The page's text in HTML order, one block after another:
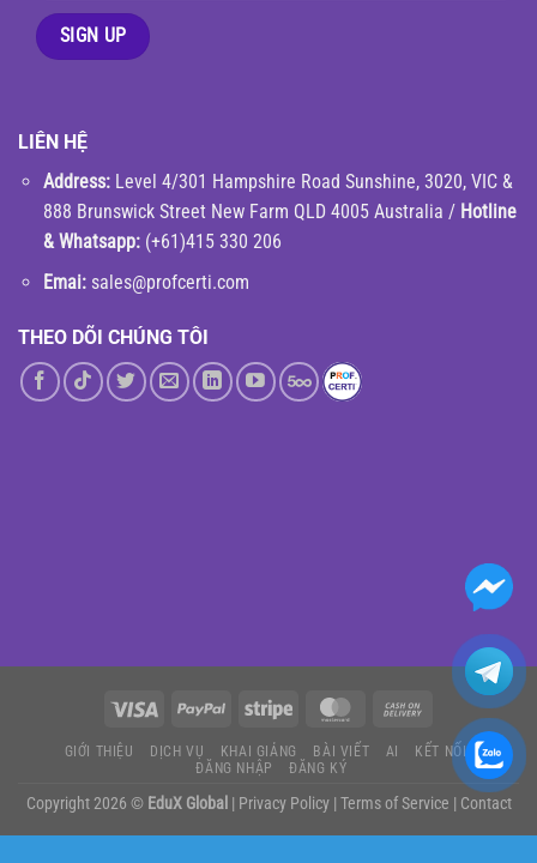
LIÊN HỆ
Address:Level 4/301 Hampshire Road Sunshine, 3020, VIC &
888 Brunswick Street New Farm QLD 4005 Australia / Hotline
& Whatsapp: (+61)415 330 206
Emai:sales@profcerti.com
THEO DÕI CHÚNG TÔI
GIỚI THIỆU DỊCH VỤ KHAI GIẢNG BÀI VIẾT AI
KẾT NỐI
ĐĂNG NHẬP
ĐĂNG KÝ
Copyright 2026 © EduX Global | Privacy Policy| Terms of Service | Contact